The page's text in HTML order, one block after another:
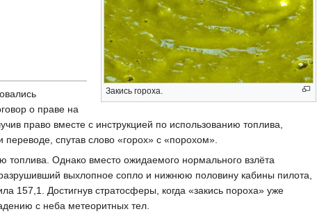
Закись гороха.
о праве на
право вместе с инструкцией по использованию топлива,
спутав слово «горох» с «порохом».
топлива. Однако вместо ожидаемого нормального взлёта
выхлопное сопло и нижнюю половину кабины пилота,
157,1. Достигнув стратосферы, когда «закись пороха» уже
с неба метеоритных тел.